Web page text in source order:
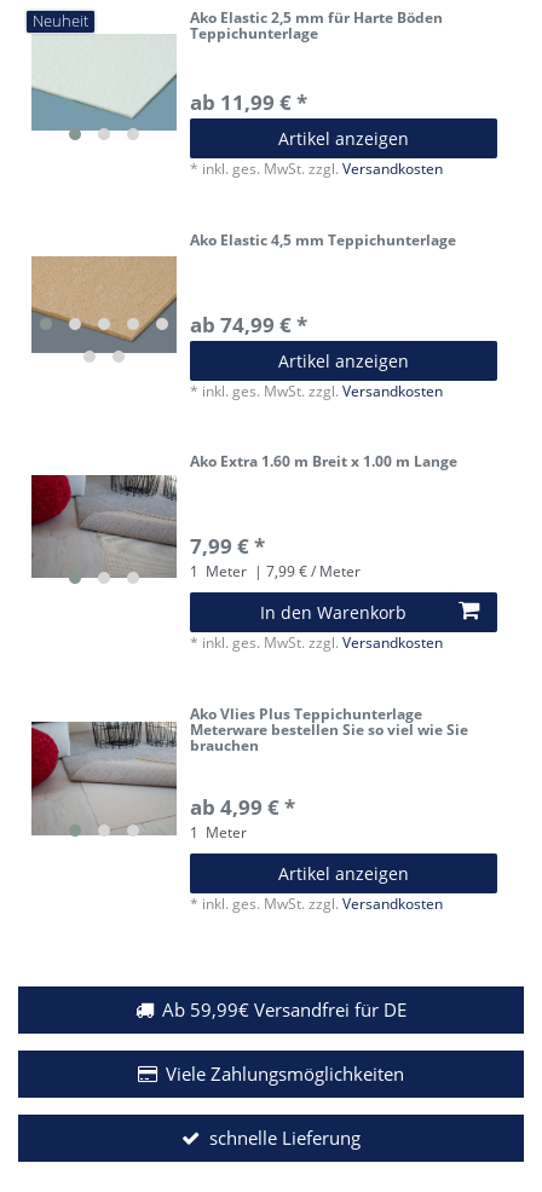
Neuheit Ako Elastic 2,5 mm für Harte Böden
Teppichunterlage
ab 11,99 € *
Artikel anzeigen
* inkl. ges. MwSt. zzgl.Versandkosten
Ako Elastic 4,5 mm Teppichunterlage
ab 74,99 € *
Artikel anzeigen
* inkl. ges. MwSt. zzgl.Versandkosten
Ako Extra 1.60 m Breit x 1.00 m Lange
7,99 € *
1 Meter | 7,99 € / Meter
In den Warenkorb
* inkl. ges. MwSt. zzgl.Versandkosten
Ako Vlies Plus Teppichunterlage
Meterware bestellen Sie so viel wie Sie
brauchen
ab 4,99 € *
1 Meter
Artikel anzeigen
* inkl. ges. MwSt. zzgl.Versandkosten
Ab 59,99€ Versandfrei für DE
Viele Zahlungsmöglichkeiten
schnelle Lieferung